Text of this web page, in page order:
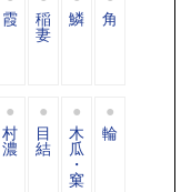
霞 稲
妻
鱗 角
村
濃
目
結
木
瓜
・
窠
輪